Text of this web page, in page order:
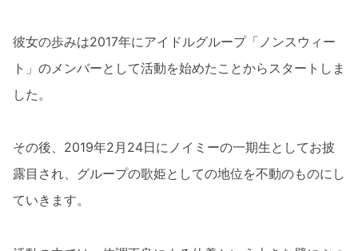
彼女の歩みは2017年にアイドルグループ「ノンスウィー
ト」のメンバーとして活動を始めたことからスタートしま
した。
その後、2019年2月24日にノイミーの一期生としてお披
露目され、グループの歌姫としての地位を不動のものにし
ていきます。